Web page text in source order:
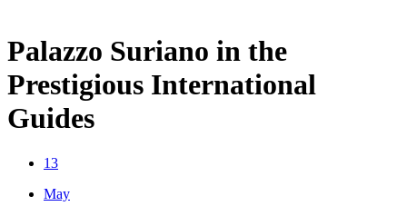
Palazzo Suriano in the
Prestigious International
Guides
13
May